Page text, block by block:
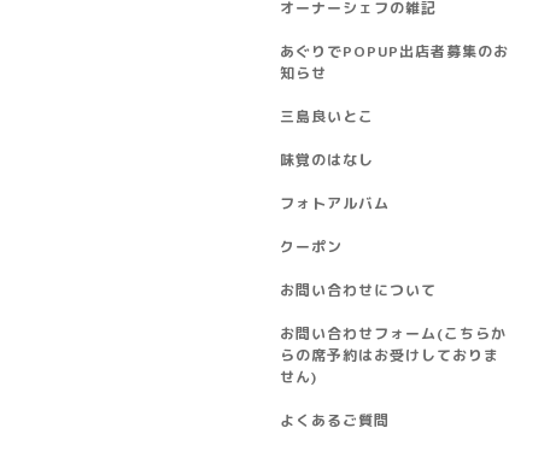
オーナーシェフの雑記
あぐりでPOPUP出店者募集のお
知らせ
三島良いとこ
味覚のはなし
フォトアルバム
クーポン
お問い合わせについて
お問い合わせフォーム(こちらか
らの席予約はお受けしておりま
せん)
よくあるご質問